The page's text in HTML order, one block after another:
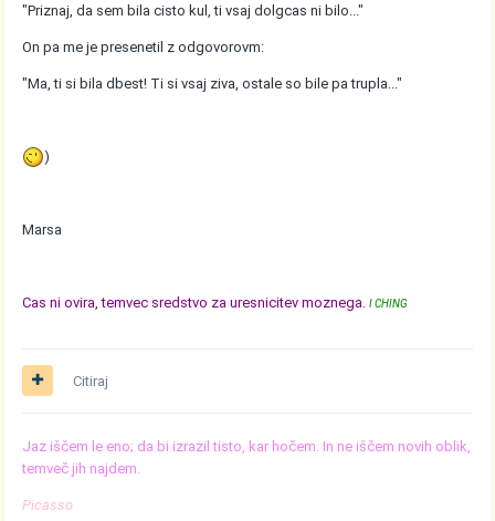
"Priznaj, da sem bila cisto kul, ti vsaj dolgcas ni bilo..."
On pa me je presenetil z odgovorovm:
"Ma, ti si bila dbest! Ti si vsaj ziva, ostale so bile pa trupla..."
)
Marsa
Cas ni ovira, temvec sredstvo za uresnicitev moznega. I CHING
Citiraj
Jaz iščem le eno; da bi izrazil tisto, kar hočem. In ne iščem novih oblik,
temveč jih najdem.
Picasso